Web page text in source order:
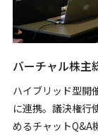
バーチャル株主
ハイブリッド型開
に連携。議決権行
めるチャットQ&A